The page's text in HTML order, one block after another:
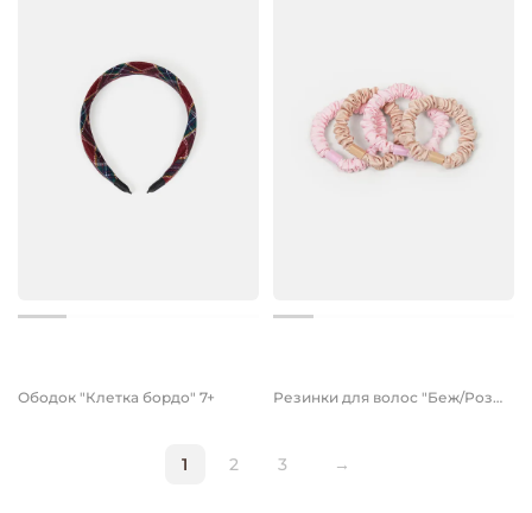
Ободок "Клетка бордо" 7+ Резинки для волос "Беж/Роза" 4 шт
1 2 3 →